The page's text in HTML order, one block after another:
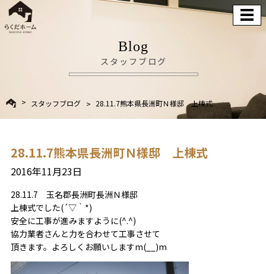
Blog
スタッフブログ
スタッフブログ 28.11.7熊本県長洲町Ｎ様邸 上棟式
28.11.7熊本県長洲町Ｎ様邸 上棟式
2016年11月23日
28.11.7 玉名郡長洲町長洲Ｎ様邸
上棟式でした(´▽｀*)
安全に工事が進みますように(^.^)
協力業者さんと力を合わせて工事させて
頂きます。よろしくお願いしますm(__)m